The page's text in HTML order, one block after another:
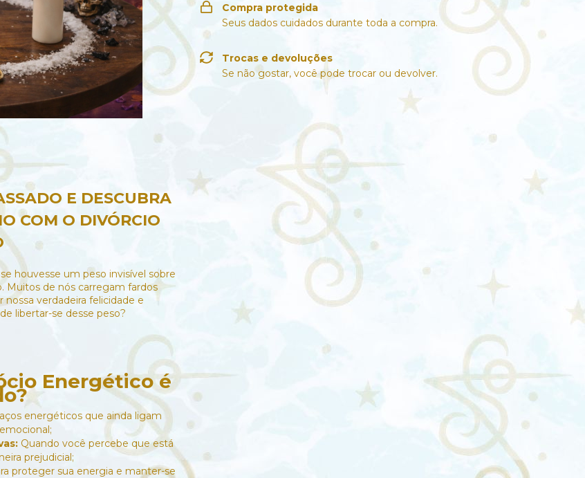
E DESCUBRA
COM O DIVÓRCIO
houvesse um peso invisível sobre
Muitos de nós carregam fardos
verdadeira felicidade e
libertar-se desse peso?
Energético é
energéticos que ainda ligam
Quando você percebe que está
prejudicial;
proteger sua energia e manter-se
Compra protegida
Seus dados cuidados durante toda a compra.
Trocas e devoluções
Se não gostar, você pode trocar ou devolver.